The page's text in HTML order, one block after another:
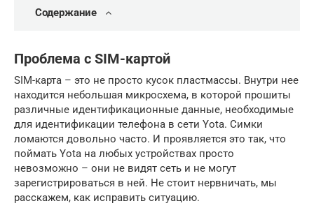
Содержание
Проблема с SIM-картой
SIM-карта – это не просто кусок пластмассы. Внутри нее
находится небольшая микросхема, в которой прошиты
различные идентификационные данные, необходимые
для идентификации телефона в сети Yota. Симки
ломаются довольно часто. И проявляется это так, что
поймать Yota на любых устройствах просто
невозможно – они не видят сеть и не могут
зарегистрироваться в ней. Не стоит нервничать, мы
расскажем, как исправить ситуацию.